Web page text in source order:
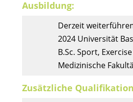
Ausbildung:
Derzeit
2024 Universität
B.Sc. Sport,
Medizinische
Zusätzliche